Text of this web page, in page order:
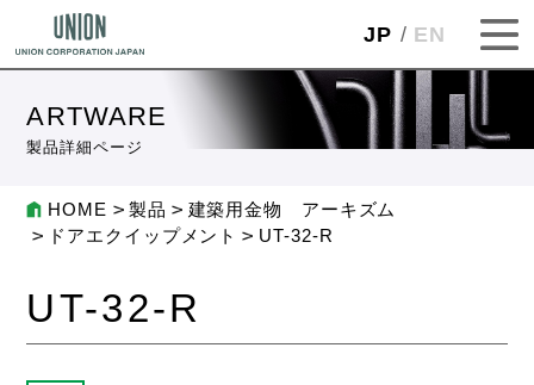
JP EN
ARTWARE
製品詳細ページ
HOME 製品
建築用金物 アーキズム
ドアエクイップメント
UT-32-R
UT-32-R